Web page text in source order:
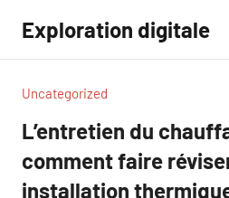
contenu
Exploration digitale
Uncategorized
L’entretien du
comment faire
installation